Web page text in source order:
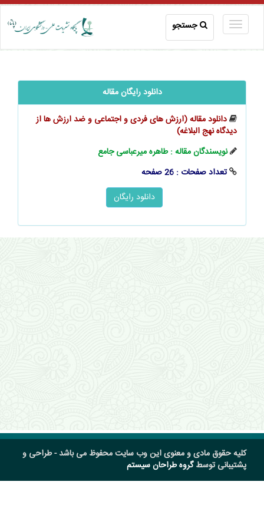
جستجو
دانلود رایگان مقاله
دانلود مقاله (ارزش ‌های فردی و اجتماعی و ضد ارزش ‌ها از
دیدگاه ‌‌نهج ‌البلاغه)
نویسندگان مقاله : طاهره میرعباسی جامع
تعداد صفحات : 26 صفحه
کلیه حقوق مادی و معنوی این وب سایت محفوظ می باشد - طراحی و
پشتیبانی توسطگروه طراحان سیستم